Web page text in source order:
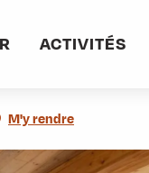
ACTIVITÉS
M'y rendre